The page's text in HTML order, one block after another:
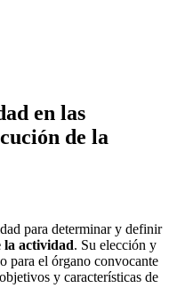
en las
de la
para determinar y definir
la actividad. Su elección y
para el órgano convocante
y características de